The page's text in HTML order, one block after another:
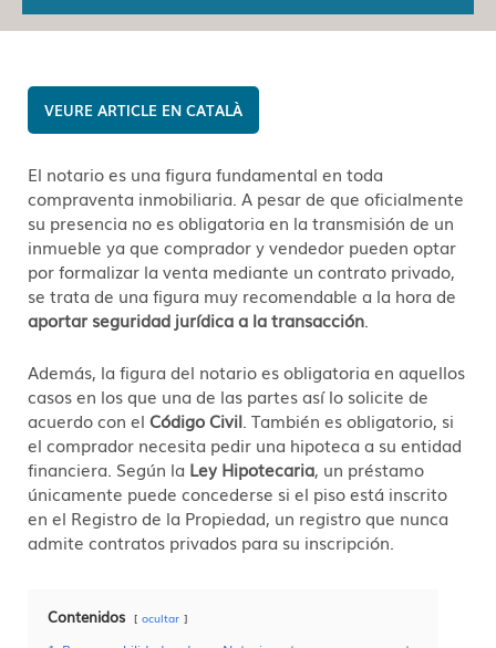
CATALÀ
El notario es una figura fundamental en toda
compraventa inmobiliaria. A pesar de que oficialmente
su presencia no es obligatoria en la transmisión de un
inmueble ya que comprador y vendedor pueden optar
por formalizar la venta mediante un contrato privado,
se trata de una figura muy recomendable a la hora de
aportar seguridad jurídica a la transacción
Además, la figura del notario es obligatoria en aquellos
casos en los que una de las partes así lo solicite de
acuerdo con el Código Civil . También es obligatorio, si
el comprador necesita pedir una hipoteca a su entidad
financiera. Según la Ley Hipotecaria, un préstamo
únicamente puede concederse si el piso está inscrito
en el Registro de la Propiedad, un registro que nunca
admite contratos privados para su inscripción.
Contenidos ocultar